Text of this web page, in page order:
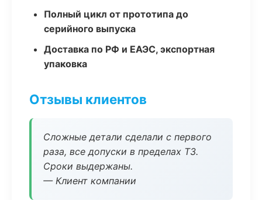
Полный цикл от прототипа до
серийного выпуска
Доставка по РФ и ЕАЭС, экспортная
упаковка
Отзывы клиентов
Сложные детали сделали с первого
раза, все допуски в пределах ТЗ.
Сроки выдержаны.
— Клиент компании